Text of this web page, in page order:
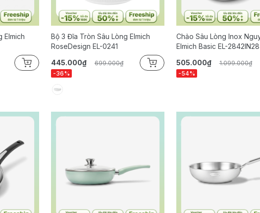
Elmich
Bộ 3 Đĩa Tròn Sâu Lòng Elmich
RoseDesign EL-0241
445.000₫
699.000₫
-36%
Chảo Sâu Lòng Inox
Elmich Basic EL-
505.000₫
1.099.000₫
-54%